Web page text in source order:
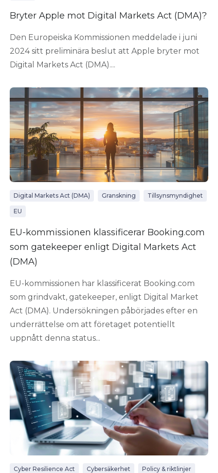
Bryter Apple mot Digital Markets Act (DMA)?
Den Europeiska Kommissionen meddelade i juni
2024 sitt preliminära beslut att Apple bryter mot
Digital Markets Act (DMA)....
Digital Markets Act (DMA) Granskning Tillsynsmyndighet
EU
EU-kommissionen klassificerar Booking.com
som gatekeeper enligt Digital Markets Act
(DMA)
EU-kommissionen har klassificerat Booking.com
som grindvakt, gatekeeper, enligt Digital Market
Act (DMA). Undersökningen påbörjades efter en
underrättelse om att företaget potentiellt
uppnått denna status...
Cyber Resilience Act Cybersäkerhet Policy & riktlinjer